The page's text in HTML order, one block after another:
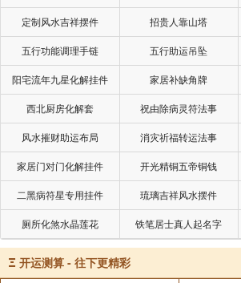
定制风水吉祥摆件 招贵人靠山塔
五行功能调理手链 五行助运吊坠
阳宅流年九星化解挂件 家居补缺角牌
西北厨房化解套 祝由除病灵符法事
风水摧财助运布局 消灾祈福转运法事
家居门对门化解挂件 开光精铜五帝铜钱
二黑病符星专用挂件 琉璃吉祥风水摆件
厕所化煞水晶莲花 铁笔居士真人起名字
Ξ 开运测算 - 往下更精彩